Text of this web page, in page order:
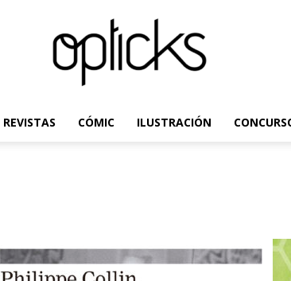
REVISTAS CÓMIC ILUSTRACIÓN